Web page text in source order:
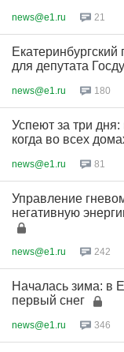
news@e1.ru 21
для депутата
news@e1.ru 180
Успеют за три
когда во всех
news@e1.ru 81
Управление
негативную
news@e1.ru 242
Началась зима: в
первый снег
news@e1.ru 346